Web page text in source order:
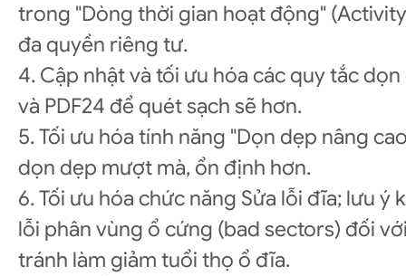
trong "Dòng thời gian hoạt động"
đa quyền riêng tư.
4. Cập nhật và tối ưu hóa các quy tắc
và PDF24 để quét sạch sẽ hơn.
5. Tối ưu hóa tính năng "Dọn dẹp nâng
dọn dẹp mượt mà, ổn định hơn.
6. Tối ưu hóa chức năng Sửa lỗi đĩa; lưu
lỗi phân vùng ổ cứng (bad sectors) đối
tránh làm giảm tuổi thọ ổ đĩa.